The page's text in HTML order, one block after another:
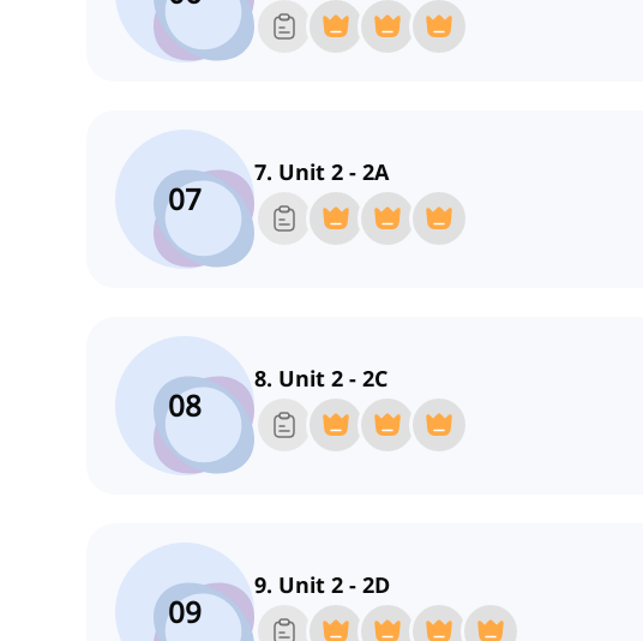
07
7. Unit 2 - 2A
08
8. Unit 2 - 2C
09
9. Unit 2 - 2D